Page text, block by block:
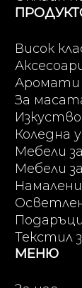
Висок
Аромати
За
Коледна
Мебели
Мебели
Подаръци
Текстил
МЕНЮ